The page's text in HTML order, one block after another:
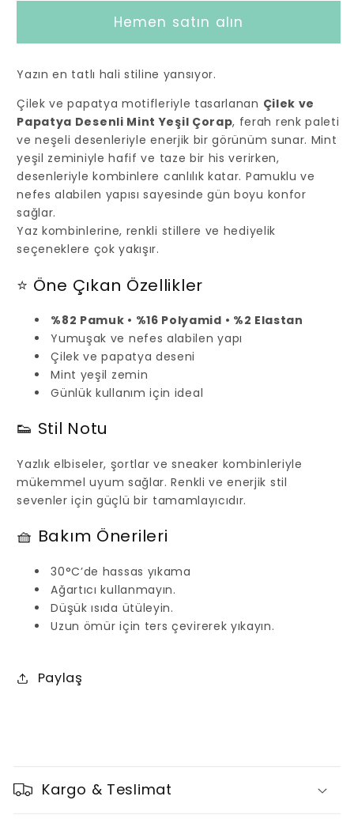
için
azaltın
Çorap
için
artırın
Hemen satın alın
Yazın en tatlı hali stiline yansıyor.
Çilek ve papatya motifleriyle tasarlanan Çilek ve
Papatya Desenli Mint Yeşil Çorap, ferah renk paleti
ve neşeli desenleriyle enerjik bir görünüm sunar. Mint
yeşil zeminiyle hafif ve taze bir his verirken,
desenleriyle kombinlere canlılık katar. Pamuklu ve
nefes alabilen yapısı sayesinde gün boyu konfor
sağlar.
Yaz kombinlerine, renkli stillere ve hediyelik
seçeneklere çok yakışır.
⭐ Öne Çıkan Özellikler
%82 Pamuk • %16 Polyamid • %2 Elastan
Yumuşak ve nefes alabilen yapı
Çilek ve papatya deseni
Mint yeşil zemin
Günlük kullanım için ideal
👟 Stil Notu
Yazlık elbiseler, şortlar ve sneaker kombinleriyle
mükemmel uyum sağlar. Renkli ve enerjik stil
sevenler için güçlü bir tamamlayıcıdır.
🧺 Bakım Önerileri
30°C’de hassas yıkama
Ağartıcı kullanmayın.
Düşük ısıda ütüleyin.
Uzun ömür için ters çevirerek yıkayın.
Paylaş
a
r
Kargo & Teslimat